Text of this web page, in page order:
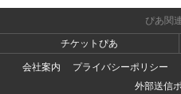
ぴあ関
チケットぴあ
会社案内
プライバシーポリシー
外部送信